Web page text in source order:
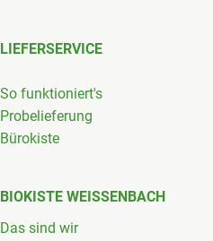
LIEFERSERVICE
So funktioniert's
Probelieferung
Bürokiste
BIOKISTE WEISSENBACH
Das sind wir